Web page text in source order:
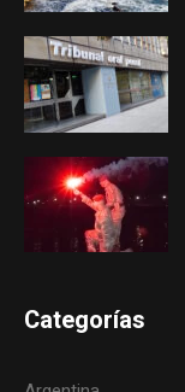
Categorías